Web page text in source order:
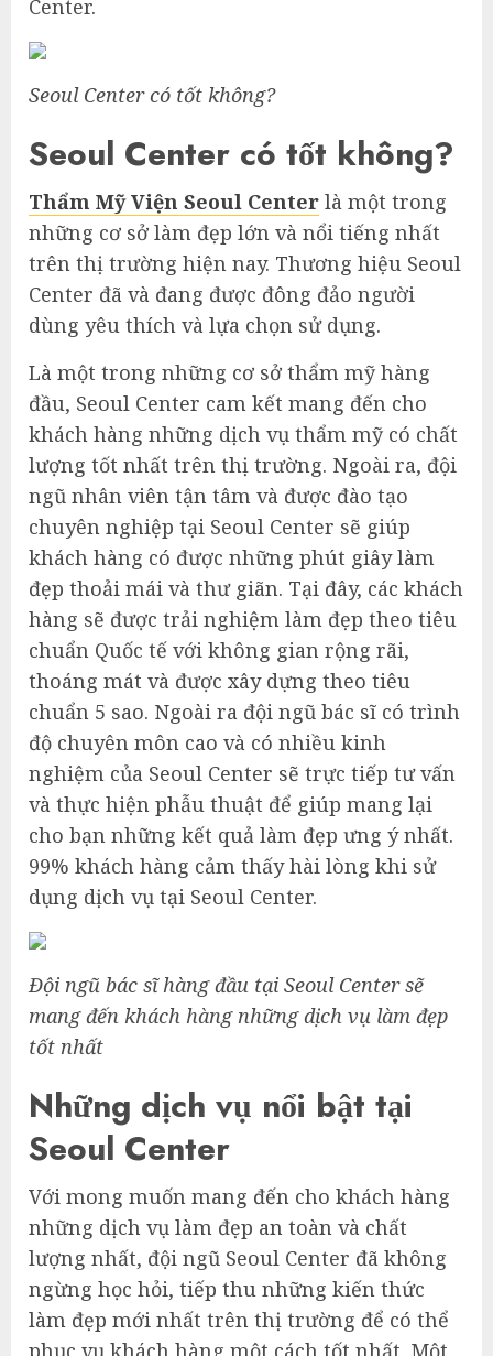
Center.
Seoul Center có tốt không?
Seoul Center có tốt không?
Thẩm Mỹ Viện Seoul Center là một trong
những cơ sở làm đẹp lớn và nổi tiếng nhất
trên thị trường hiện nay. Thương hiệu Seoul
Center đã và đang được đông đảo người
dùng yêu thích và lựa chọn sử dụng.
Là một trong những cơ sở thẩm mỹ hàng
đầu, Seoul Center cam kết mang đến cho
khách hàng những dịch vụ thẩm mỹ có chất
lượng tốt nhất trên thị trường. Ngoài ra, đội
ngũ nhân viên tận tâm và được đào tạo
chuyên nghiệp tại Seoul Center sẽ giúp
khách hàng có được những phút giây làm
đẹp thoải mái và thư giãn. Tại đây, các khách
hàng sẽ được trải nghiệm làm đẹp theo tiêu
chuẩn Quốc tế với không gian rộng rãi,
thoáng mát và được xây dựng theo tiêu
chuẩn 5 sao. Ngoài ra đội ngũ bác sĩ có trình
độ chuyên môn cao và có nhiều kinh
nghiệm của Seoul Center sẽ trực tiếp tư vấn
và thực hiện phẫu thuật để giúp mang lại
cho bạn những kết quả làm đẹp ưng ý nhất.
99% khách hàng cảm thấy hài lòng khi sử
dụng dịch vụ tại Seoul Center.
Đội ngũ bác sĩ hàng đầu tại Seoul Center sẽ
mang đến khách hàng những dịch vụ làm đẹp
tốt nhất
Những dịch vụ nổi bật tại
Seoul Center
Với mong muốn mang đến cho khách hàng
những dịch vụ làm đẹp an toàn và chất
lượng nhất, đội ngũ Seoul Center đã không
ngừng học hỏi, tiếp thu những kiến thức
làm đẹp mới nhất trên thị trường để có thể